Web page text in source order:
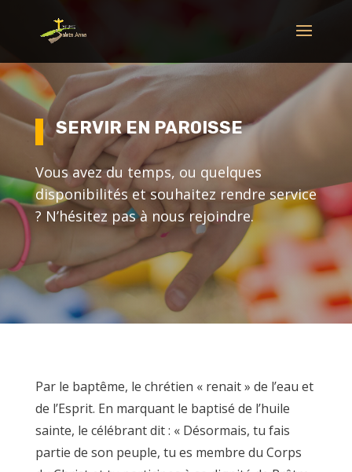
SERVIR EN PAROISSE
Vous avez du temps, ou quelques
disponibilités et souhaitez rendre service
? N’hésitez pas à nous rejoindre.
Par le baptême, le chrétien « renait » de l’eau et
de l’Esprit. En marquant le baptisé de l’huile
sainte, le célébrant dit : « Désormais, tu fais
partie de son peuple, tu es membre du Corps